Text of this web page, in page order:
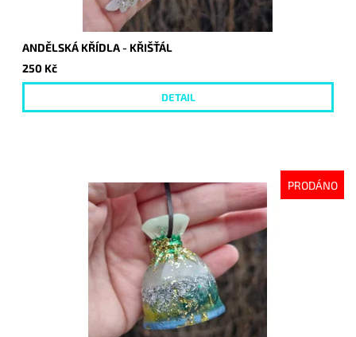
ANDĚLSKÁ KŘÍDLA - KŘIŠŤÁL
250 Kč
DETAIL
PRODÁNO